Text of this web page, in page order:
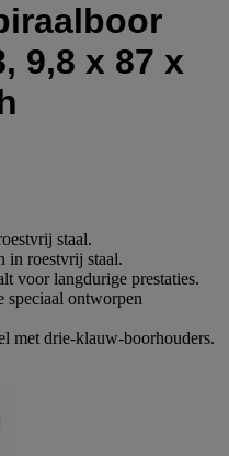
9,8 x 87 x
staal.
in roestvrij staal.
voor langdurige prestaties.
speciaal ontworpen
met drie-klauw-boorhouders.